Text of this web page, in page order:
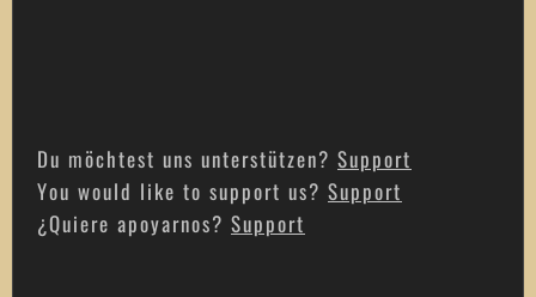
Du möchtest uns unterstützen? Support
You would like to support us? Support
¿Quiere apoyarnos? Support